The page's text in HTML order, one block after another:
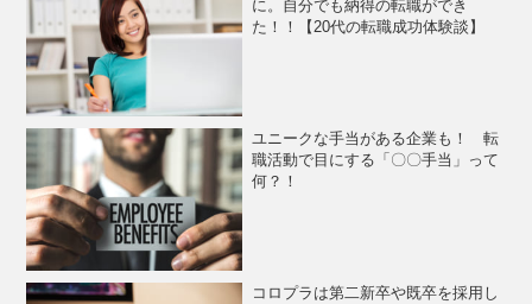
に。自分でも納得の転職ができ
た！！【20代の転職成功体験談】
ユニークな手当がある企業も！ 転
職活動で目にする「〇〇手当」って
何？！
コロプラは第二新卒や既卒を採用し